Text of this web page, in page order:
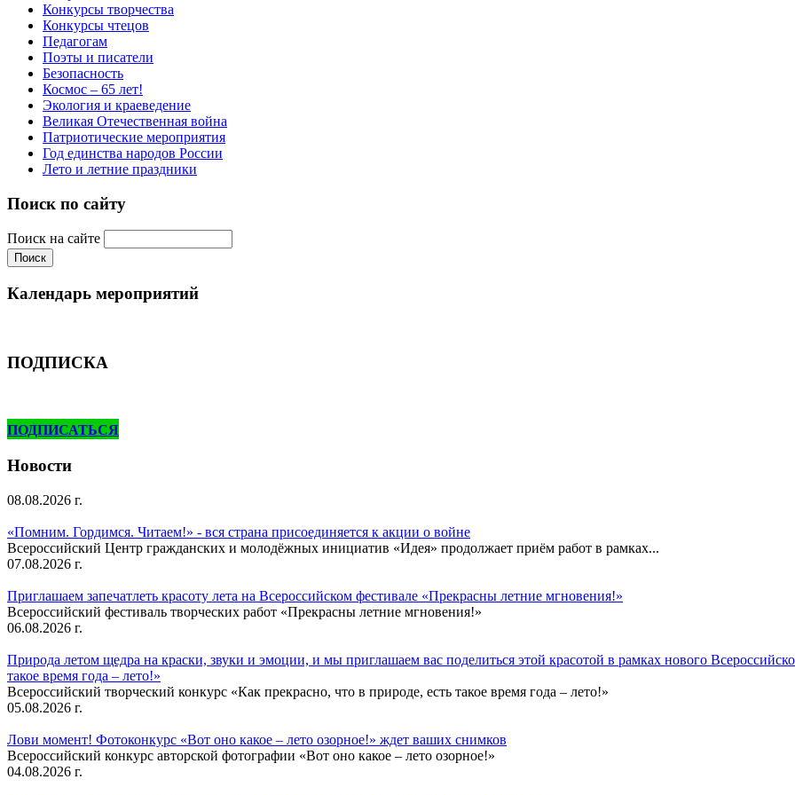
Конкурсы творчества
Конкурсы чтецов
Педагогам
Поэты и писатели
Безопасность
Космос – 65 лет!
Экология и краеведение
Великая Отечественная война
Патриотические мероприятия
Год единства народов России
Лето и летние праздники
Поиск по сайту
Поиск на сайте
Календарь мероприятий
ПОДПИСКА
ПОДПИСАТЬСЯ
Новости
08.08.2026 г.
«Помним. Гордимся. Читаем!» - вся страна присоединяется к акции о войне
Всероссийский Центр гражданских и молодёжных инициатив «Идея» продолжает приём работ в рамках...
07.08.2026 г.
Приглашаем запечатлеть красоту лета на Всероссийском фестивале «Прекрасны летние мгновения!»
Всероссийский фестиваль творческих работ «Прекрасны летние мгновения!»
06.08.2026 г.
Природа летом щедра на краски, звуки и эмоции, и мы приглашаем вас поделиться этой красотой в рамках нового
такое время года – лето!»
Всероссийский творческий конкурс «Как прекрасно, что в природе, есть такое время года – лето!»
05.08.2026 г.
Лови момент! Фотоконкурс «Вот оно какое – лето озорное!» ждет ваших снимков
Всероссийский конкурс авторской фотографии «Вот оно какое – лето озорное!»
04.08.2026 г.